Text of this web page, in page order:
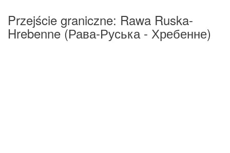
Przejście graniczne: Rawa Ruska-
Hrebenne (Рава-Руська - Хребенне)